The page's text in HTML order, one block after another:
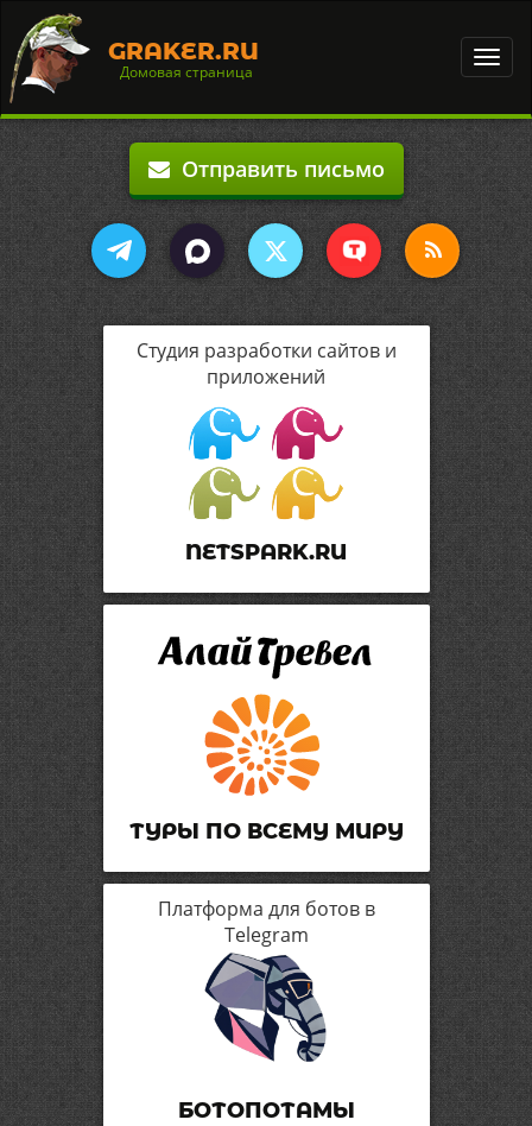
GRAKER.RU
Домовая страница
Отправить письмо
Студия разработки сайтов и
приложений
NETSPARK.RU
ТУРЫ ПО ВСЕМУ МИРУ
Платформа для ботов в
Telegram
БОТОПОТАМЫ